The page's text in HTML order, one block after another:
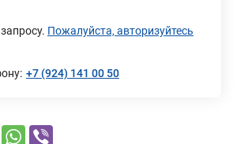
Пожалуйста, авторизуйтесь
+7 (924) 141 00 50